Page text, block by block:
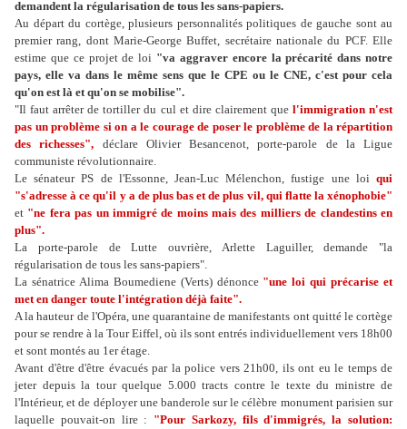
demandent la régularisation de tous les sans-papiers.
Au départ du cortège, plusieurs personnalités politiques de gauche sont au
premier rang, dont Marie-George Buffet, secrétaire nationale du PCF. Elle
estime que ce projet de loi "va aggraver encore la précarité dans notre
pays, elle va dans le même sens que le CPE ou le CNE, c'est pour cela
qu'on est là et qu'on se mobilise".
"Il faut arrêter de tortiller du cul et dire clairement quel'immigration n'est
pas un problème si on a le courage de poser le problème de la répartition
des richesses", déclare Olivier Besancenot, porte-parole de la Ligue
communiste révolutionnaire.
Le sénateur PS de l'Essonne, Jean-Luc Mélenchon, fustige une loi qui
"s'adresse à ce qu'il y a de plus bas et de plus vil, qui flatte la xénophobie"
et "ne fera pas un immigré de moins mais des milliers de clandestins en
plus".
La porte-parole de Lutte ouvrière, Arlette Laguiller, demande "la
régularisation de tous les sans-papiers".
La sénatrice Alima Boumediene (Verts) dénonce"une loi qui précarise et
met en danger toute l'intégration déjà faite".
A la hauteur de l'Opéra, une quarantaine de manifestants ont quitté le cortège
pour se rendre à la Tour Eiffel, où ils sont entrés individuellement vers 18h00
et sont montés au 1er étage.
Avant d'être d'être évacués par la police vers 21h00, ils ont eu le temps de
jeter depuis la tour quelque 5.000 tracts contre le texte du ministre de
l'Intérieur, et de déployer une banderole sur le célèbre monument parisien sur
laquelle pouvait-on lire : "Pour Sarkozy, fils d'immigrés, la solution: